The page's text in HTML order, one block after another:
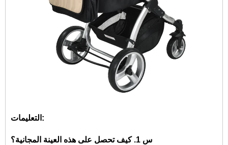
التعليمات:
س 1. كيف تحصل على هذه العينة المجانية؟